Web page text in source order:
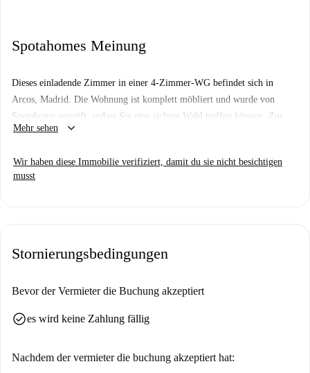
Spotahomes Meinung
Dieses einladende Zimmer in einer 4-Zimmer-WG befindet sich in
Arcos, Madrid. Die Wohnung ist komplett möbliert und wurde von
Spotahome geprüft, sodass Sie eine sichere Wahl treffen können. Zur
Ausstattung gehören eine voll ausgestattete Küche und
und Paare. Das Gebäude ist im Freien und verfügt über einen Aufzug.
daher ein attraktiver Wohnort.
Mehr sehen keyboard_arrow_down
Wir haben diese Immobilie verifiziert, damit du sie nicht besichtigen
musst
Stornierungsbedingungen
Bevor der Vermieter die Buchung akzeptiert
check_circlees wird keine Zahlung fällig
Nachdem der vermieter die buchung akzeptiert hat: